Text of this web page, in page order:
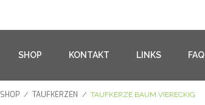
SHOP KONTAKT LINKS FAQ
SHOP / TAUFKERZEN / TAUFKERZE BAUM VIERECKIG